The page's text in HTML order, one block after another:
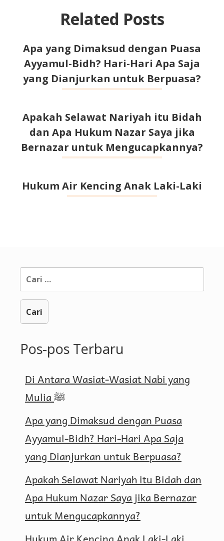
Related Posts
Apa yang Dimaksud dengan Puasa
Ayyamul-Bidh? Hari-Hari Apa Saja
yang Dianjurkan untuk Berpuasa?
Apakah Selawat Nariyah itu Bidah
dan Apa Hukum Nazar Saya jika
Bernazar untuk Mengucapkannya?
Hukum Air Kencing Anak Laki-Laki
Cari
untuk:
Pos-pos Terbaru
Di Antara Wasiat-Wasiat Nabi yang
Mulia ﷺ
Apa yang Dimaksud dengan Puasa
Ayyamul-Bidh? Hari-Hari Apa Saja
yang Dianjurkan untuk Berpuasa?
Apakah Selawat Nariyah itu Bidah dan
Apa Hukum Nazar Saya jika Bernazar
untuk Mengucapkannya?